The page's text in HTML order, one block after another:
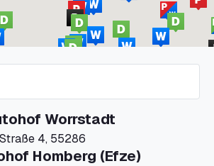
Worrstadt
4, 55286
Homberg (Efze)